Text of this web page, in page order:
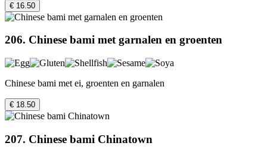
€ 16.50
206. Chinese bami met garnalen en groenten
Chinese bami met ei, groenten en garnalen
€ 18.50
207. Chinese bami Chinatown